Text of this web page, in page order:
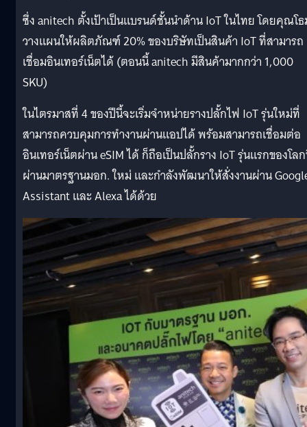
ซึ่ง anitech ตั้งเป้าเป็นแบรนด์ชั้นนำด้าน IoT ในไทย โดยคุณโ
วางแผนให้ผลิตภัณฑ์ 20% ของบริษัทเป็นสินค้า IoT ที่สามารถ
เชื่อมอินเทอร์เน็ตได้ (ตอนนี้ anitech มีสินค้ามากกว่า 1,000
SKU)
ในไตรมาสที่ 4 ของปีนี้จะเริ่มจำหน่ายรางปลั้กไฟ IoT รุ่นใหม่ที่
สามารถควบคุมการทำงานผ่านแอปได้ พร้อมสามารถเชื่อมต่อ
อินเทอร์เน็ตผ่าน eSIM ได้ ก็ถือเป็นปลั้กราง IoT รุ่นแรกของโล
ผ่านมาตรฐานมอก. ใหม่ และกำลังพัฒนาให้สั่งงานผ่าน
Assistant และ Alexa ได้ด้วย